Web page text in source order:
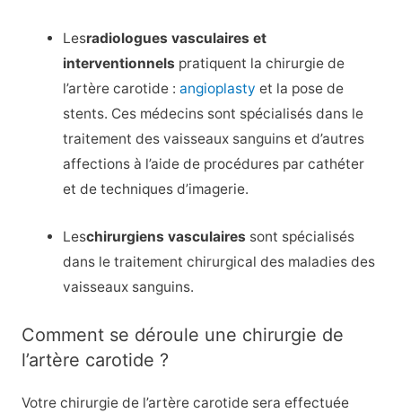
Lesradiologues vasculaires et
interventionnels pratiquent la chirurgie de
l’artère carotide :angioplasty et la pose de
stents. Ces médecins sont spécialisés dans le
traitement des vaisseaux sanguins et d’autres
affections à l’aide de procédures par cathéter
et de techniques d’imagerie.
Leschirurgiens vasculaires sont spécialisés
dans le traitement chirurgical des maladies des
vaisseaux sanguins.
Comment se déroule une chirurgie de
l’artère carotide ?
Votre chirurgie de l’artère carotide sera effectuée